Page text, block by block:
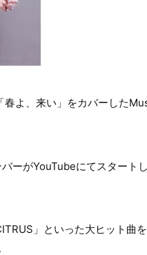
春よ、来い」をカバーした
ーがYouTubeにてスタート
」といった大ヒット曲